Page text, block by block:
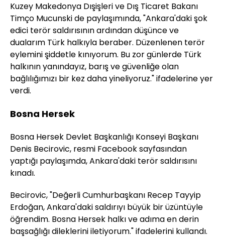
Kuzey Makedonya Dışişleri ve Dış Ticaret Bakanı
Timço Mucunski de paylaşımında, "Ankara'daki şok
edici terör saldırısının ardından düşünce ve
dualarım Türk halkıyla beraber. Düzenlenen terör
eylemini şiddetle kınıyorum. Bu zor günlerde Türk
halkının yanındayız, barış ve güvenliğe olan
bağlılığımızı bir kez daha yineliyoruz." ifadelerine yer
verdi.
Bosna Hersek
Bosna Hersek Devlet Başkanlığı Konseyi Başkanı
Denis Becirovic, resmi Facebook sayfasından
yaptığı paylaşımda, Ankara'daki terör saldırısını
kınadı.
Becirovic, "Değerli Cumhurbaşkanı Recep Tayyip
Erdoğan, Ankara'daki saldırıyı büyük bir üzüntüyle
öğrendim. Bosna Hersek halkı ve adıma en derin
başsağlığı dileklerini iletiyorum." ifadelerini kullandı.